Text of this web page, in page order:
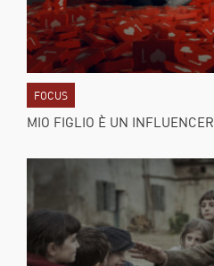
FOCUS
MIO FIGLIO È UN INFLUENCER